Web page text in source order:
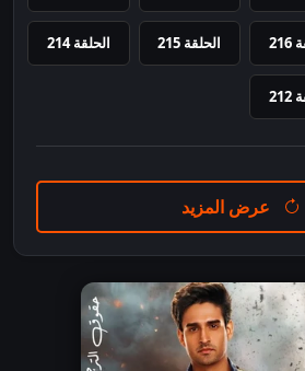
الحلقة 215 الحلقة 214
عرض المزيد